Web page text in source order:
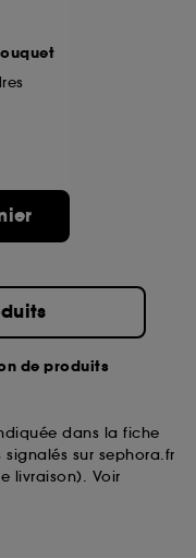
de produits
dans la fiche
sur sephora.fr
livraison). Voir